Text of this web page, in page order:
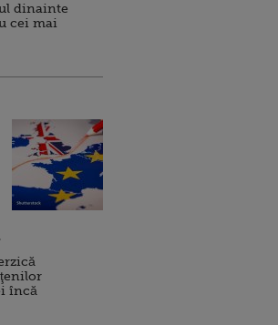
dinainte
cei mai
încă